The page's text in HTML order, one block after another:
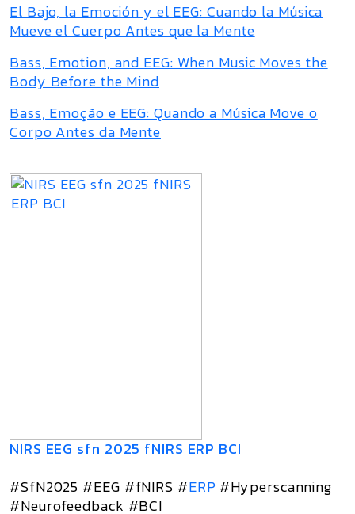
El Bajo, la Emoción y el EEG: Cuando la Música
Mueve el Cuerpo Antes que la Mente
Bass, Emotion, and EEG: When Music Moves the
Body Before the Mind
Bass, Emoção e EEG: Quando a Música Move o
Corpo Antes da Mente
NIRS EEG sfn 2025 fNIRS ERP BCI
#SfN2025 #EEG #fNIRS #ERP #Hyperscanning
#Neurofeedback #BCI